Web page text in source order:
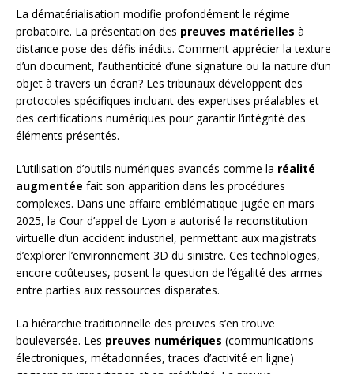
La dématérialisation modifie profondément le régime
probatoire. La présentation des preuves matérielles à
distance pose des défis inédits. Comment apprécier la texture
d’un document, l’authenticité d’une signature ou la nature d’un
objet à travers un écran? Les tribunaux développent des
protocoles spécifiques incluant des expertises préalables et
des certifications numériques pour garantir l’intégrité des
éléments présentés.
L’utilisation d’outils numériques avancés comme la réalité
augmentée fait son apparition dans les procédures
complexes. Dans une affaire emblématique jugée en mars
2025, la Cour d’appel de Lyon a autorisé la reconstitution
virtuelle d’un accident industriel, permettant aux magistrats
d’explorer l’environnement 3D du sinistre. Ces technologies,
encore coûteuses, posent la question de l’égalité des armes
entre parties aux ressources disparates.
La hiérarchie traditionnelle des preuves s’en trouve
bouleversée. Les preuves numériques (communications
électroniques, métadonnées, traces d’activité en ligne)